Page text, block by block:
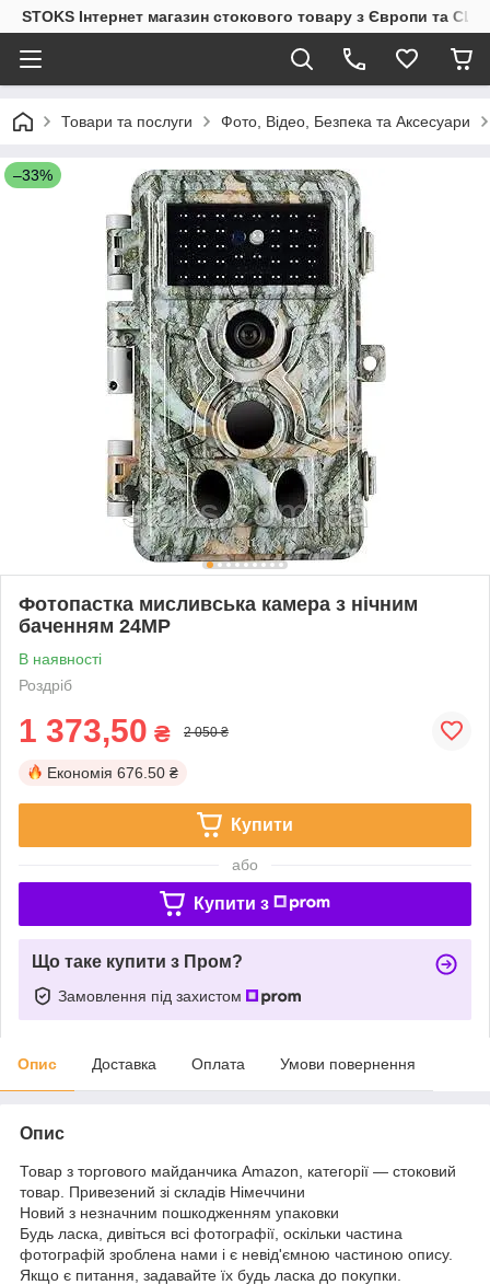
STOKS Інтернет магазин стокового товару з Європи та
Товари та послуги Фото, Відео, Безпека та Аксесуари
–33%
Фотопастка мисливська камера з нічним
баченням 24MP
В наявності
Роздріб
1 373,50 ₴ 2 050 ₴
Економія 676.50 ₴
Купити
або
Купити з
Що таке купити з Пром?
Замовлення під захистом
Опис Доставка Оплата Умови повернення
Опис
Товар з торгового майданчика Amazon, категорії — стоковий
товар. Привезений зі складів Німеччини
Новий з незначним пошкодженням упаковки
Будь ласка, дивіться всі фотографії, оскільки частина
фотографій зроблена нами і є невід'ємною частиною опису.
Якщо є питання, задавайте їх будь ласка до покупки.